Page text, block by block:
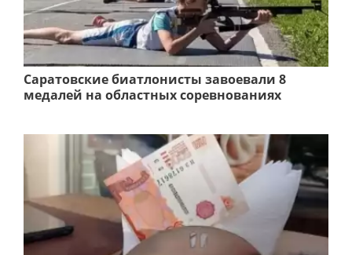
Саратовские биатлонисты завоевали 8
медалей на областных соревнованиях